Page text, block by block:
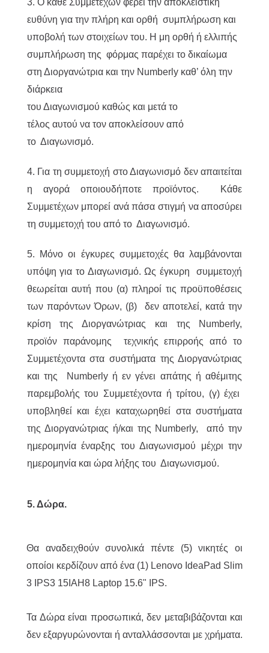
ευθύνη για την πλήρη και ορθή συμπλήρωση και
υποβολή των στοιχείων του. Η μη ορθή ή ελλιπής
συμπλήρωση της φόρμας παρέχει το δικαίωμα
στη Διοργανώτρια και την Numberly καθ’ όλη την
διάρκεια
του Διαγωνισμού καθώς και μετά το
τέλος αυτού να τον αποκλείσουν από
το Διαγωνισμό.
4. Για τη συμμετοχή στο Διαγωνισμό δεν απαιτείται
η αγορά οποιουδήποτε προϊόντος. Κάθε
Συμμετέχων μπορεί ανά πάσα στιγμή να αποσύρει
τη συμμετοχή του από το Διαγωνισμό.
5. Μόνο οι έγκυρες συμμετοχές θα λαμβάνονται
υπόψη για το Διαγωνισμό. Ως έγκυρη συμμετοχή
θεωρείται αυτή που (α) πληροί τις προϋποθέσεις
των παρόντων Όρων, (β) δεν αποτελεί, κατά την
κρίση της Διοργανώτριας και της Numberly,
προϊόν παράνομης τεχνικής επιρροής από το
Συμμετέχοντα στα συστήματα της Διοργανώτριας
και της Numberly ή εν γένει απάτης ή αθέμιτης
παρεμβολής του Συμμετέχοντα ή τρίτου, (γ) έχει
υποβληθεί και έχει καταχωρηθεί στα συστήματα
της Διοργανώτριας ή/και της Numberly, από την
ημερομηνία έναρξης του Διαγωνισμού μέχρι την
ημερομηνία και ώρα λήξης του Διαγωνισμού.
5. Δώρα.
Θα αναδειχθούν συνολικά πέντε (5) νικητές οι
οποίοι κερδίζουν από ένα (1) Lenovo IdeaPad Slim
3 IPS3 15IAH8 Laptop 15.6" IPS.
Τα Δώρα είναι προσωπικά, δεν μεταβιβάζονται και
δεν εξαργυρώνονται ή ανταλλάσσονται με χρήματα.